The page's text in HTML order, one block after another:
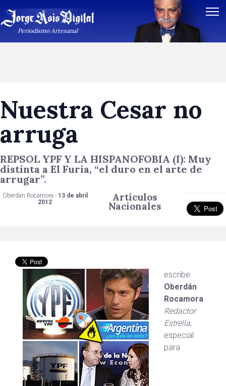
Periodismo Artesanal
Nuestra Cesar no
arruga
REPSOL YPF Y LA HISPANOFOBIA (I): Muy
distinta a El Furia, “el duro en el arte de
arrugar”.
Oberdan Rocamora - 13 de abril
2012
Artículos
Nacionales
escribe
Oberdán
Rocamora
Redactor
Estrella,
especial
para